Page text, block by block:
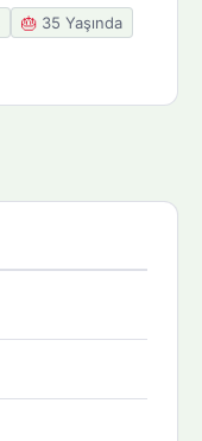
🎂 35 Yaşında